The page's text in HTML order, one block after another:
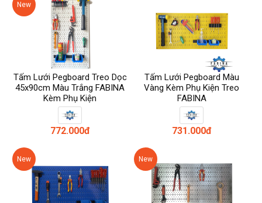
New
Tấm Lưới Pegboard Treo Dọc
45x90cm Màu Trắng FABINA
Kèm Phụ Kiện
772.000đ
Tấm Lưới Pegboard Màu
Vàng Kèm Phụ Kiện Treo
FABINA
731.000đ
New New